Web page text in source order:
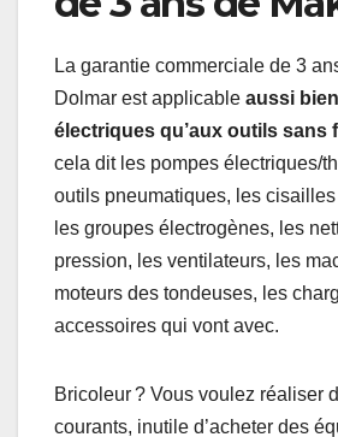
La garantie commerciale de 3
Dolmar est applicable aussi
électriques qu’aux outils sans
cela dit les pompes électriques/
outils pneumatiques, les
les groupes électrogènes, les
pression, les ventilateurs, les
moteurs des tondeuses, les
accessoires qui vont avec.
Bricoleur ? Vous voulez réaliser
courants, inutile d’acheter des